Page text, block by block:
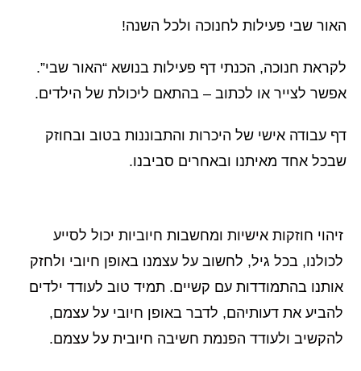
האור שבי פעילות לחנוכה ולכל השנה!
לקראת חנוכה, הכנתי דף פעילות בנושא “האור שבי”.
אפשר לצייר או לכתוב – בהתאם ליכולת של הילדים.
דף עבודה אישי של היכרות והתבוננות בטוב ובחוזק
שבכל אחד מאיתנו ובאחרים סביבנו.
זיהוי חוזקות אישיות ומחשבות חיוביות יכול לסייע
לכולנו, בכל גיל, לחשוב על עצמנו באופן חיובי ולחזק
אותנו בהתמודדות עם קשיים. תמיד טוב לעודד ילדים
להביע את דעותיהם, לדבר באופן חיובי על עצמם,
להקשיב ולעודד הפנמת חשיבה חיובית על עצמם.